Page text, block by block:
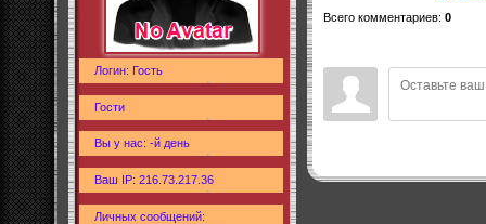
Логин: Гость
Гости
Вы у нас: -й день
Ваш IP: 216.73.217.36
Личных сообщений:
Всего комментариев: 0